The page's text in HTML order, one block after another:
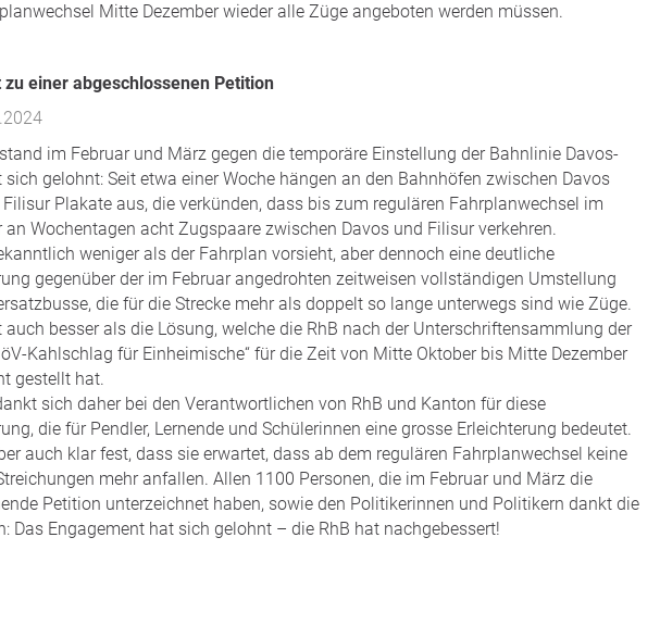
Mitte Dezember wieder alle Züge angeboten werden müssen.
zu einer abgeschlossenen Petition
im Februar und März gegen die temporäre Einstellung der Bahnlinie Davos-
sich gelohnt: Seit etwa einer Woche hängen an den Bahnhöfen zwischen Davos
Plakate aus, die verkünden, dass bis zum regulären Fahrplanwechsel im
an Wochentagen acht Zugspaare zwischen Davos und Filisur verkehren.
weniger als der Fahrplan vorsieht, aber dennoch eine deutliche
gegenüber der im Februar angedrohten zeitweisen vollständigen Umstellung
die für die Strecke mehr als doppelt so lange unterwegs sind wie Züge.
auch besser als die Lösung, welche die RhB nach der Unterschriftensammlung der
öV-Kahlschlag für Einheimische“ für die Zeit von Mitte Oktober bis Mitte Dezember
gestellt hat.
sich daher bei den Verantwortlichen von RhB und Kanton für diese
die für Pendler, Lernende und Schülerinnen eine grosse Erleichterung bedeutet.
auch klar fest, dass sie erwartet, dass ab dem regulären Fahrplanwechsel keine
mehr anfallen. Allen 1100 Personen, die im Februar und März die
Petition unterzeichnet haben, sowie den Politikerinnen und Politikern dankt die
Das Engagement hat sich gelohnt – die RhB hat nachgebessert!